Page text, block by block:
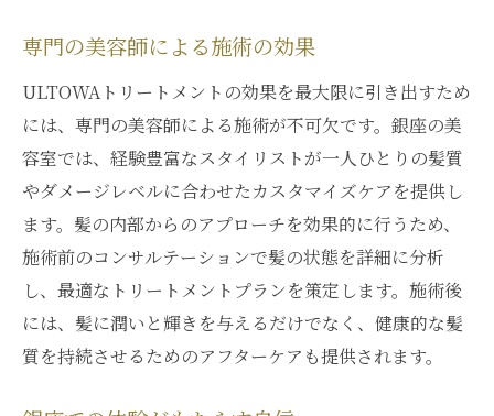
専門の美容師による施術の効果
ULTOWAトリートメントの効果を最大限に引き出すため
には、専門の美容師による施術が不可欠です。銀座の美
容室では、経験豊富なスタイリストが一人ひとりの髪質
やダメージレベルに合わせたカスタマイズケアを提供し
ます。髪の内部からのアプローチを効果的に行うため、
施術前のコンサルテーションで髪の状態を詳細に分析
し、最適なトリートメントプランを策定します。施術後
には、髪に潤いと輝きを与えるだけでなく、健康的な髪
質を持続させるためのアフターケアも提供されます。